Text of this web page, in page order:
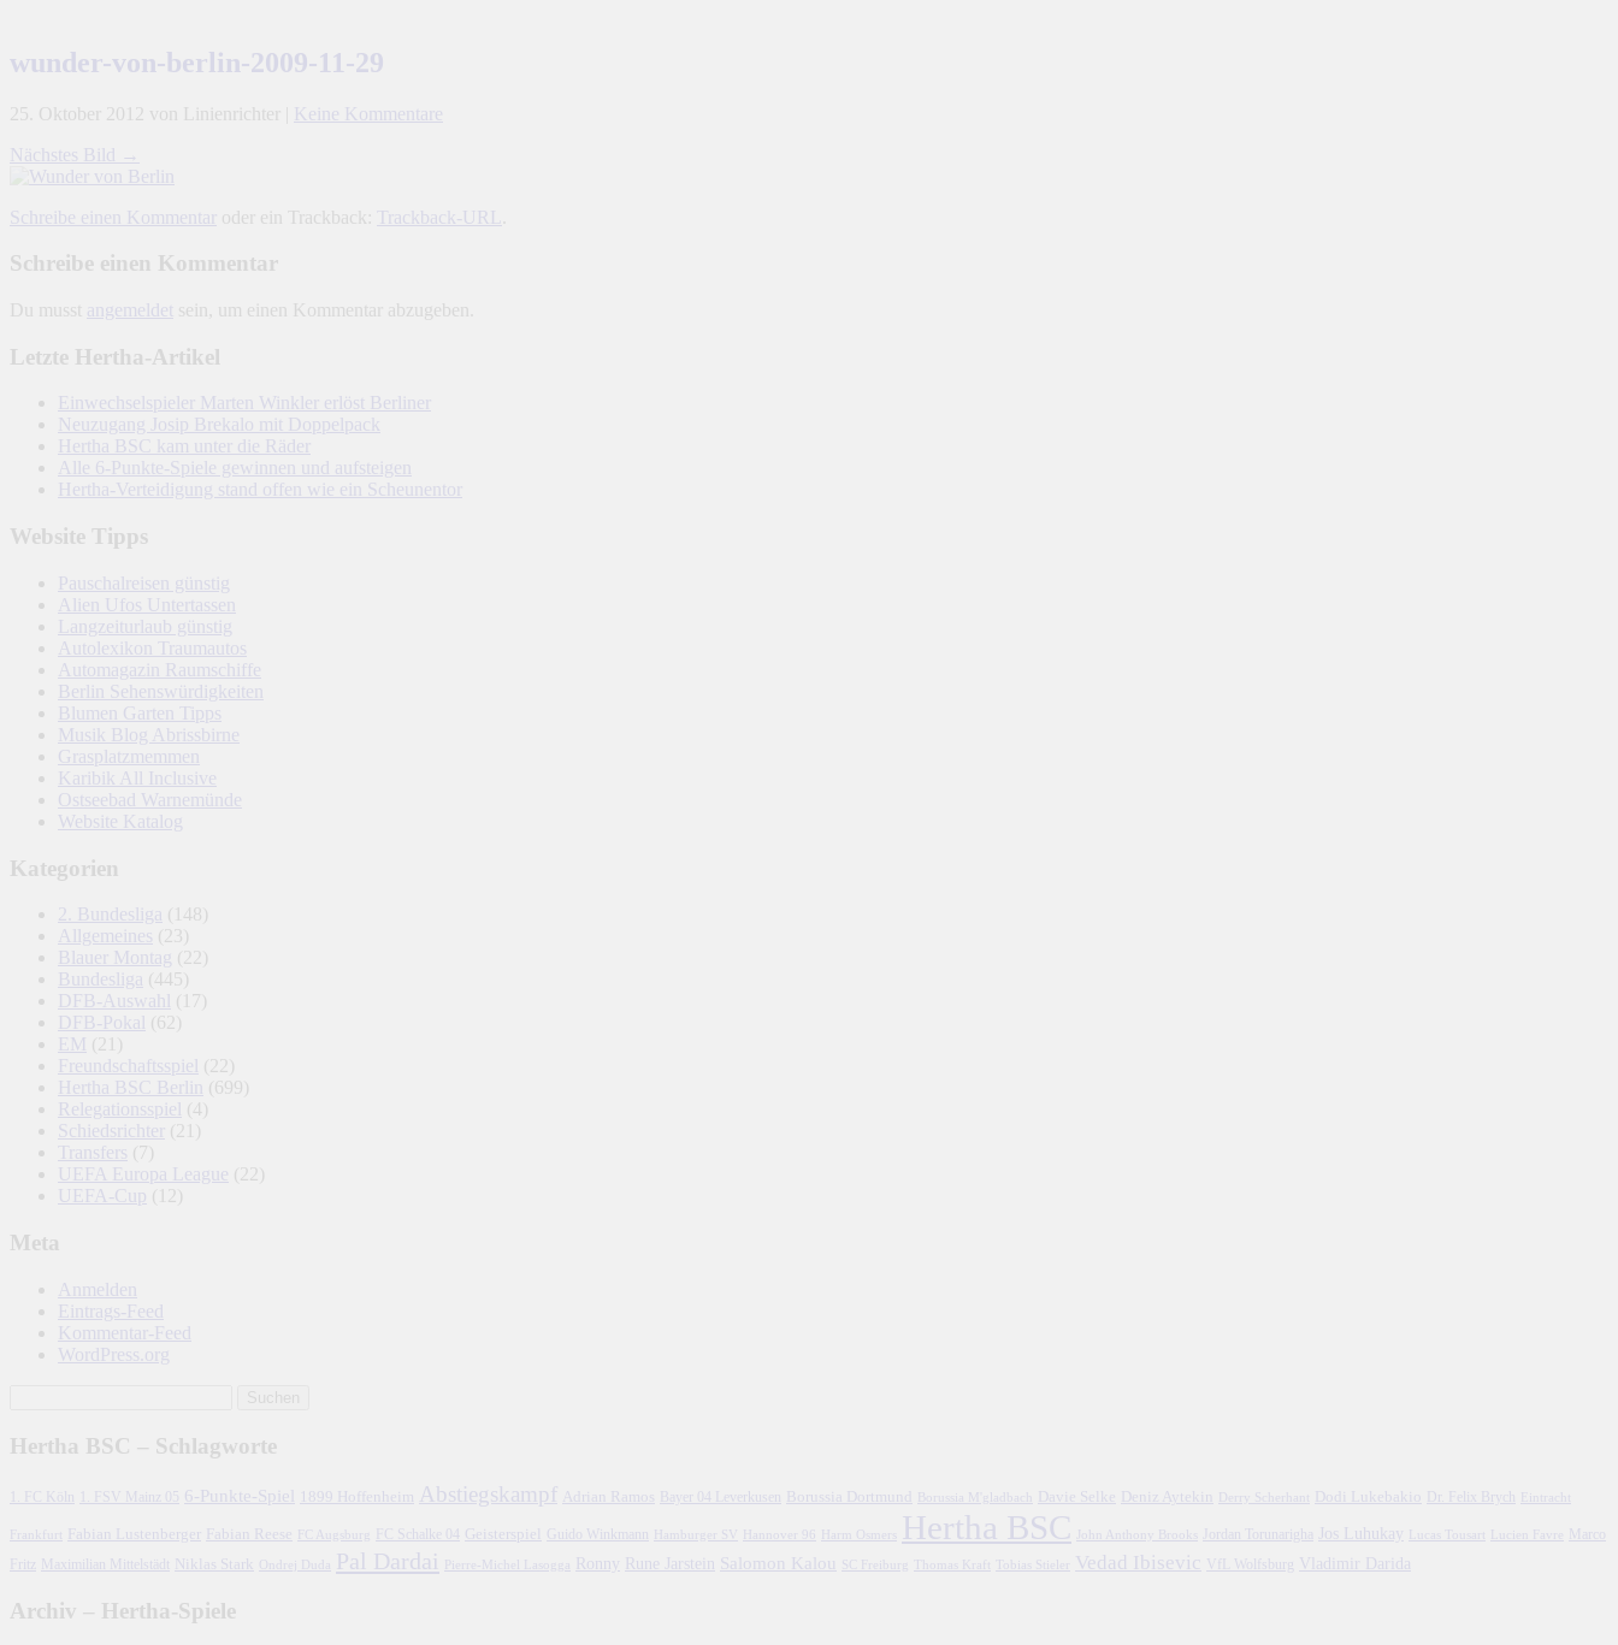
wunder-von-berlin-2009-11-29
25. Oktober 2012 von Linienrichter
Keine Kommentare
Nächstes Bild →
Schreibe einen Kommentar oder ein Trackback: Trackback-URL
Schreibe einen Kommentar
Du musst angemeldet sein, um einen Kommentar abzugeben.
Letzte Hertha-Artikel
Einwechselspieler Marten Winkler erlöst Berliner
Neuzugang Josip Brekalo mit Doppelpack
Hertha BSC kam unter die Räder
Alle 6-Punkte-Spiele gewinnen und aufsteigen
Hertha-Verteidigung stand offen wie ein Scheunentor
Website Tipps
Pauschalreisen günstig
Alien Ufos Untertassen
Langzeiturlaub günstig
Autolexikon Traumautos
Automagazin Raumschiffe
Berlin Sehenswürdigkeiten
Blumen Garten Tipps
Musik Blog Abrissbirne
Grasplatzmemmen
Karibik All Inclusive
Ostseebad Warnemünde
Website Katalog
Kategorien
2. Bundesliga (148)
Allgemeines (23)
Blauer Montag (22)
Bundesliga (445)
DFB-Auswahl
(17)
DFB-Pokal (62)
EM (21)
Freundschaftsspiel (22)
Hertha BSC Berlin
(699)
Relegationsspiel (4)
Schiedsrichter
(21)
Transfers (7)
UEFA Europa League (22)
UEFA-Cup (12)
Meta
Anmelden
Eintrags-Feed
Kommentar-Feed
WordPress.org
Hertha BSC – Schlagworte
1. FC Köln 1. FSV Mainz 05 6-Punkte-Spiel 1899 Hoffenheim Abstiegskampf Adrian Ramos Bayer 04 Leverkusen Borussia Dortmund Borussia M'gladbach Davie Selke Deniz Aytekin Derry Scherhant Dodi Lukebakio Dr. Felix Brych
Fabian Lustenberger Fabian Reese FC Schalke 04 Geisterspiel Guido Winkmann Hamburger SV Hertha BSC Jordan Torunarigha Jos Luhukay
Marco
Fritz
Maximilian Mittelstädt Niklas Stark Pal Dardai Pierre-Michel Lasogga Ronny Rune Jarstein Salomon Kalou SC Freiburg Tobias Stieler Vedad Ibisevic VfL Wolfsburg Vladimir Darida
Archiv – Hertha-Spiele